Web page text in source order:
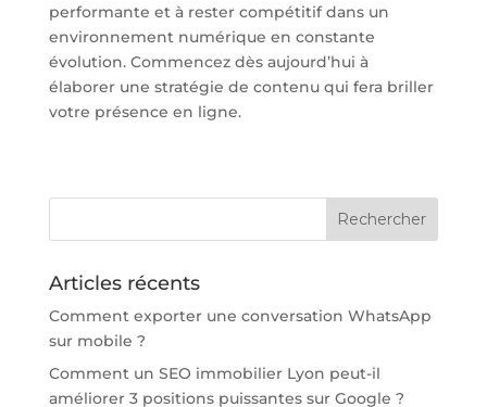
performante et à rester compétitif dans un
environnement numérique en constante
évolution. Commencez dès aujourd’hui à
élaborer une stratégie de contenu qui fera briller
votre présence en ligne.
Articles récents
Comment exporter une conversation WhatsApp
sur mobile ?
Comment un SEO immobilier Lyon peut-il
améliorer 3 positions puissantes sur Google ?